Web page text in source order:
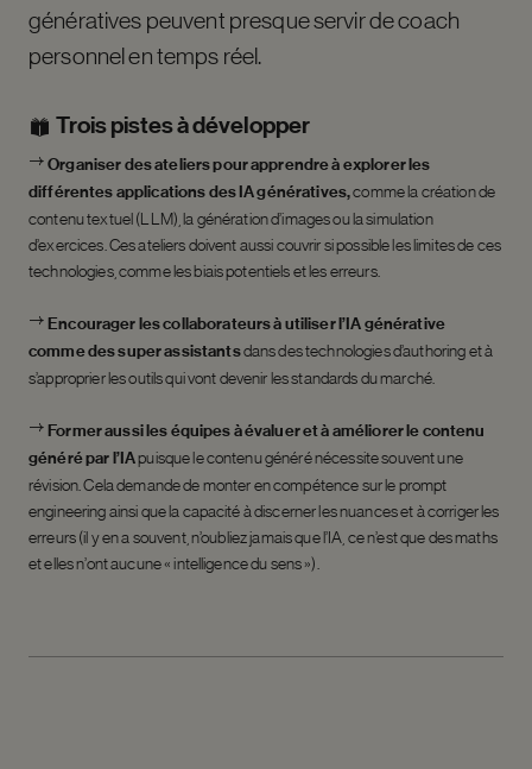
génératives peuvent presque servir de coach
personnel en temps réel.
Trois pistes à développer
Organiser des ateliers pour apprendre à explorer les
différentes applications des IA génératives,comme la création de
contenu textuel (LLM), la génération d’images ou la simulation
d’exercices. Ces ateliers doivent aussi couvrir si possible les limites de ces
technologies, comme les biais potentiels et les erreurs.
Encourager les collaborateurs à utiliser l’IA générative
comme des super assistantsdans des technologies d’authoring et à
s’approprier les outils qui vont devenir les standards du marché.
Former aussi les équipes à évaluer et à améliorer le contenu
généré par l’IApuisque le contenu généré nécessite souvent une
révision. Cela demande de monter en compétence sur le prompt
engineering ainsi que la capacité à discerner les nuances et à corriger les
erreurs (il y en a souvent, n’oubliez jamais que l’IA, ce n’est que des maths
et elles n’ont aucune « intelligence du sens »).